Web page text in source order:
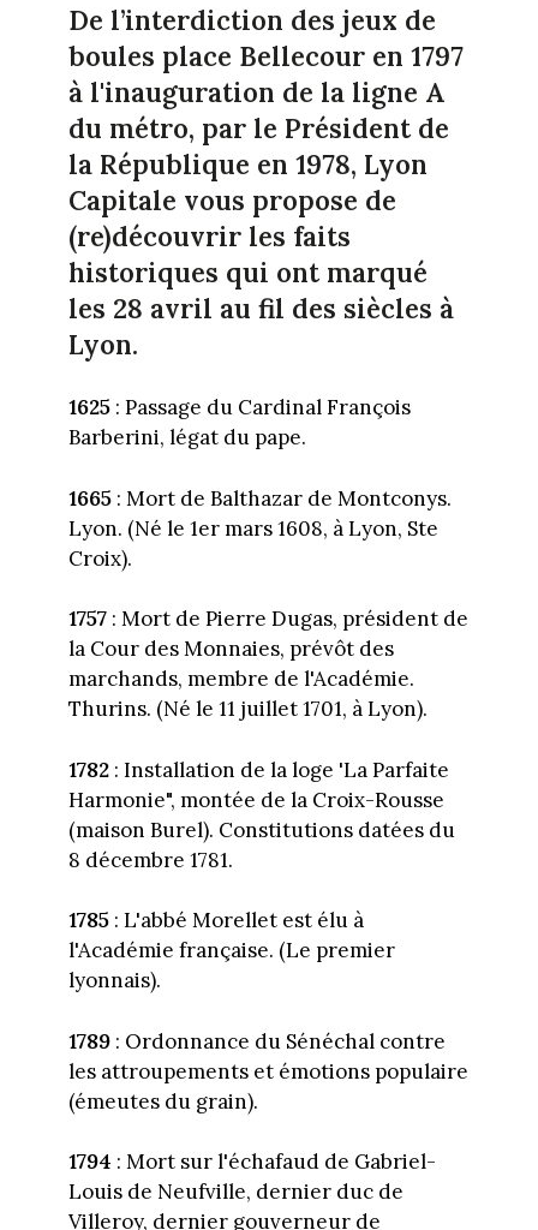
De l’interdiction des jeux de
boules place Bellecour en 1797
à l'inauguration de la ligne A
du métro, par le Président de
la République en 1978, Lyon
Capitale vous propose de
(re)découvrir les faits
historiques qui ont marqué
les 28 avril au fil des siècles à
Lyon.
1625: Passage du Cardinal François
Barberini, légat du pape.
1665: Mort de Balthazar de Montconys.
Lyon. (Né le 1er mars 1608, à Lyon, Ste
Croix).
1757: Mort de Pierre Dugas, président de
la Cour des Monnaies, prévôt des
marchands, membre de l'Académie.
Thurins. (Né le 11 juillet 1701, à Lyon).
1782: Installation de la loge 'La Parfaite
Harmonie", montée de la Croix-Rousse
(maison Burel). Constitutions datées du
8 décembre 1781.
1785: L'abbé Morellet est élu à
l'Académie française. (Le premier
lyonnais).
1789: Ordonnance du Sénéchal contre
les attroupements et émotions populaire
(émeutes du grain).
1794 : Mort sur l'échafaud de Gabriel-
Louis de Neufville, dernier duc de
Villeroy, dernier gouverneur de